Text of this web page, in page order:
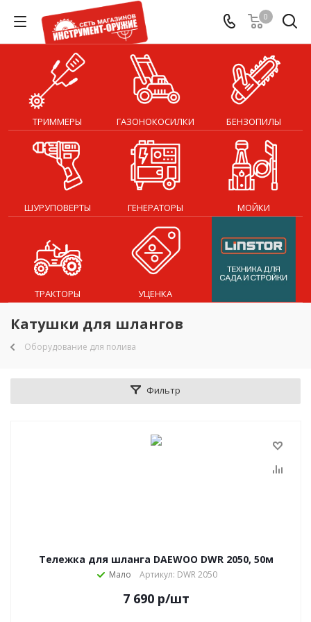
0
ТРИММЕРЫ ГАЗОНОКОСИЛКИ БЕНЗОПИЛЫ
ШУРУПОВЕРТЫ ГЕНЕРАТОРЫ МОЙКИ
ТРАКТОРЫ УЦЕНКА
Катушки для шлангов
Оборудование для полива
Фильтр
Тележка для шланга DAEWOO DWR 2050, 50м
Мало Артикул: DWR 2050
7 690 р/шт